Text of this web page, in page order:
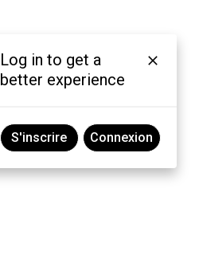
Log in to get a
better experience
S'inscrire Connexion